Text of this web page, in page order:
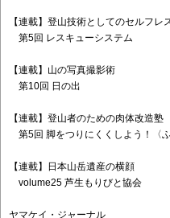
【連載】登山技術としてのセルフレ
第5回 レスキューシステム
【連載】山の写真撮影術
第10回 日の出
【連載】登山者のための肉体改造塾
第5回 脚をつりにくくしよう！〈ふ
【連載】日本山岳遺産の横顔
volume25 芦生もりびと協会
ヤマケイ・ジャーナル